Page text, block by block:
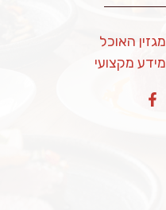
מגזין האוכל
מידע מקצועי